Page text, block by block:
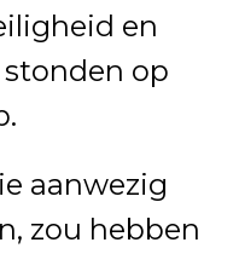
en
op
aanwezig
zou hebben